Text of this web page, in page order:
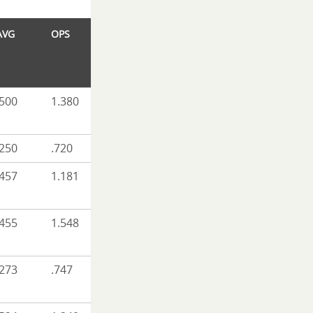
OPS
1.380
.720
1.181
1.548
.747